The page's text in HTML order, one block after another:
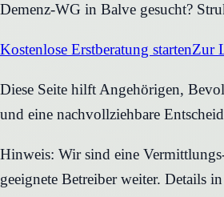
Demenz-WG in Balve gesucht?
Kostenlose Erstberatung startenZur
Diese Seite hilft Angehörigen,
und eine nachvollziehbare
Hinweis: Wir sind eine
geeignete Betreiber weiter. Details